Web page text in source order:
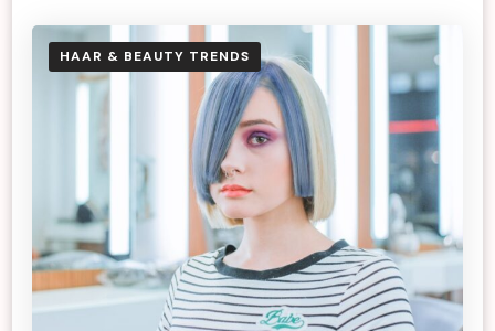
HAAR & BEAUTY TRENDS